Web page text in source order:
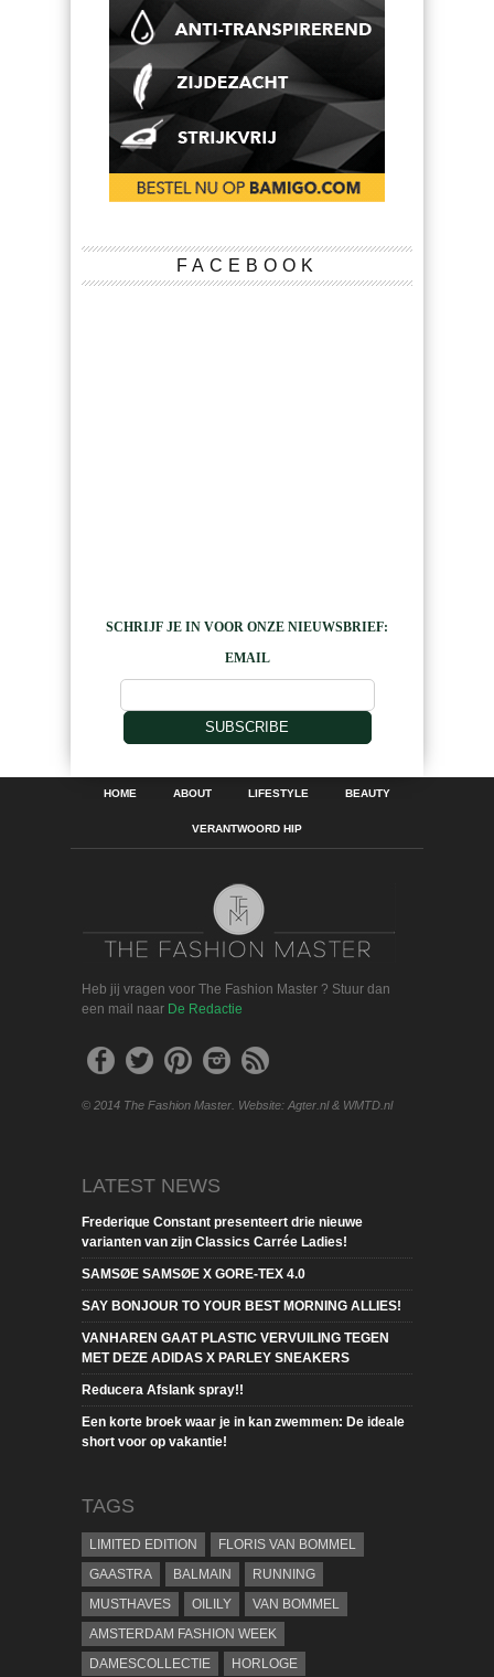
FACEBOOK
SCHRIJF JE IN VOOR ONZE NIEUWSBRIEF:
EMAIL
SUBSCRIBE
HOME ABOUT LIFESTYLE BEAUTY
VERANTWOORD HIP
Heb jij vragen voor The Fashion Master ? Stuur dan
een mail naar De Redactie
© 2014 The Fashion Master. Website: Agter.nl & WMTD.nl
LATEST NEWS
Frederique Constant presenteert drie nieuwe
varianten van zijn Classics Carrée Ladies!
SAMSØE SAMSØE X GORE-TEX 4.0
SAY BONJOUR TO YOUR BEST MORNING ALLIES!
VANHAREN GAAT PLASTIC VERVUILING TEGEN
MET DEZE ADIDAS X PARLEY SNEAKERS
Reducera Afslank spray!!
Een korte broek waar je in kan zwemmen: De ideale
short voor op vakantie!
TAGS
LIMITED EDITION
FLORIS VAN BOMMEL
GAASTRA
BALMAIN
RUNNING
MUSTHAVES
OILILY
VAN BOMMEL
AMSTERDAM FASHION WEEK
DAMESCOLLECTIE
HORLOGE